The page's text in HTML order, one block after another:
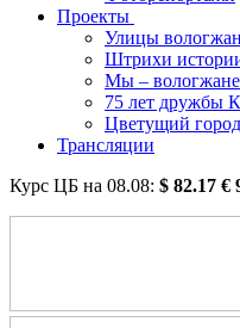
Проекты
Улицы
Штрихи
Мы –
75 лет дружбы
Цветущий
Трансляции
Курс ЦБ на 08.08: $ 82.17 €